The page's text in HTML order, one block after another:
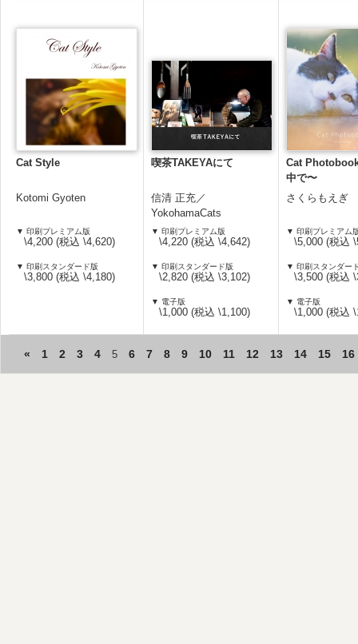
Cat Style
Kotomi Gyoten
▼ 印刷プレミアム版
\4,200 (税込 \4,620)
▼ 印刷スタンダード版
\3,800 (税込 \4,180)
喫茶TAKEYAにて
信清 正充／
YokohamaCats
▼ 印刷プレミアム版
\4,220 (税込 \4,642)
▼ 印刷スタンダード版
\2,820 (税込 \3,102)
▼ 電子版
\1,000 (税込 \1,100)
Cat
中で〜
さくらもえぎ
▼ 印刷プレミアム
\5,000 (税込
▼ 印刷スタンダー
\3,500 (税込
▼ 電子版
\1,000 (税込
« 1 2 3 4 5 6 7 8 9 10 11 12 13 14 15 16